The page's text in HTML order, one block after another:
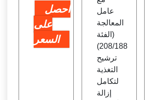
احصل
على
السعر
عامل
المعالجة
(الفئة
208/188)
ترشيح
التغذية
لتكامل
إزالة